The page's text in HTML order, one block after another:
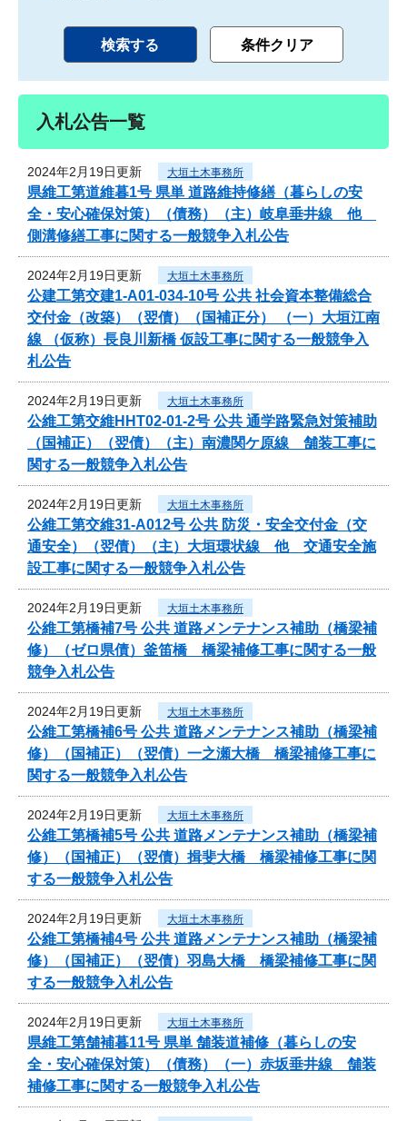
入札公告一覧
2024年2月19日更新 大垣土木事務所
県維工第道維暮1号 県単 道路維持修繕（暮らしの安
全・安心確保対策）（債務）（主）岐阜垂井線 他
側溝修繕工事に関する一般競争入札公告
2024年2月19日更新 大垣土木事務所
公建工第交建1-A01-034-10号 公共 社会資本整備総合
交付金（改築）（翌債）（国補正分） （一）大垣江南
線 （仮称）長良川新橋 仮設工事に関する一般競争入
札公告
2024年2月19日更新 大垣土木事務所
公維工第交維HHT02-01-2号 公共 通学路緊急対策補助
（国補正）（翌債）（主）南濃関ケ原線 舗装工事に
関する一般競争入札公告
2024年2月19日更新 大垣土木事務所
公維工第交維31-A012号 公共 防災・安全交付金（交
通安全）（翌債）（主）大垣環状線 他 交通安全施
設工事に関する一般競争入札公告
2024年2月19日更新 大垣土木事務所
公維工第橋補7号 公共 道路メンテナンス補助（橋梁補
修）（ゼロ県債）釜笛橋 橋梁補修工事に関する一般
競争入札公告
2024年2月19日更新 大垣土木事務所
公維工第橋補6号 公共 道路メンテナンス補助（橋梁補
修）（国補正）（翌債）一之瀬大橋 橋梁補修工事に
関する一般競争入札公告
2024年2月19日更新 大垣土木事務所
公維工第橋補5号 公共 道路メンテナンス補助（橋梁補
修）（国補正）（翌債）揖斐大橋 橋梁補修工事に関
する一般競争入札公告
2024年2月19日更新 大垣土木事務所
公維工第橋補4号 公共 道路メンテナンス補助（橋梁補
修）（国補正）（翌債）羽島大橋 橋梁補修工事に関
する一般競争入札公告
2024年2月19日更新 大垣土木事務所
県維工第舗補暮11号 県単 舗装道補修（暮らしの安
全・安心確保対策）（債務）（一）赤坂垂井線 舗装
補修工事に関する一般競争入札公告